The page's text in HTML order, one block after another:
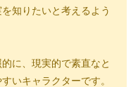
知りたいと考えるよう
に、現実的で素直なと
いキャラクターです。